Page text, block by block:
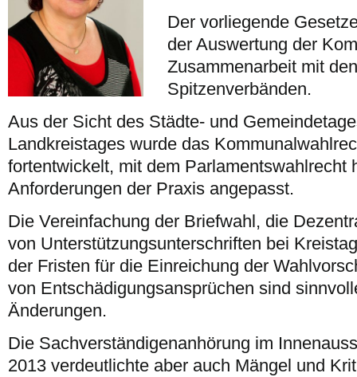
Der vorliegende
der Auswertung der
Zusammenarbeit mit
Spitzenverbänden.
Aus der Sicht des Städte- und
Landkreistages wurde das
fortentwickelt, mit dem Parlamentswahlrecht
Anforderungen der Praxis angepasst.
Die Vereinfachung der Briefwahl, die
von Unterstützungsunterschriften bei
der Fristen für die Einreichung der
von Entschädigungsansprüchen sind
Änderungen.
Die Sachverständigenanhörung im
2013 verdeutlichte aber auch Mängel und